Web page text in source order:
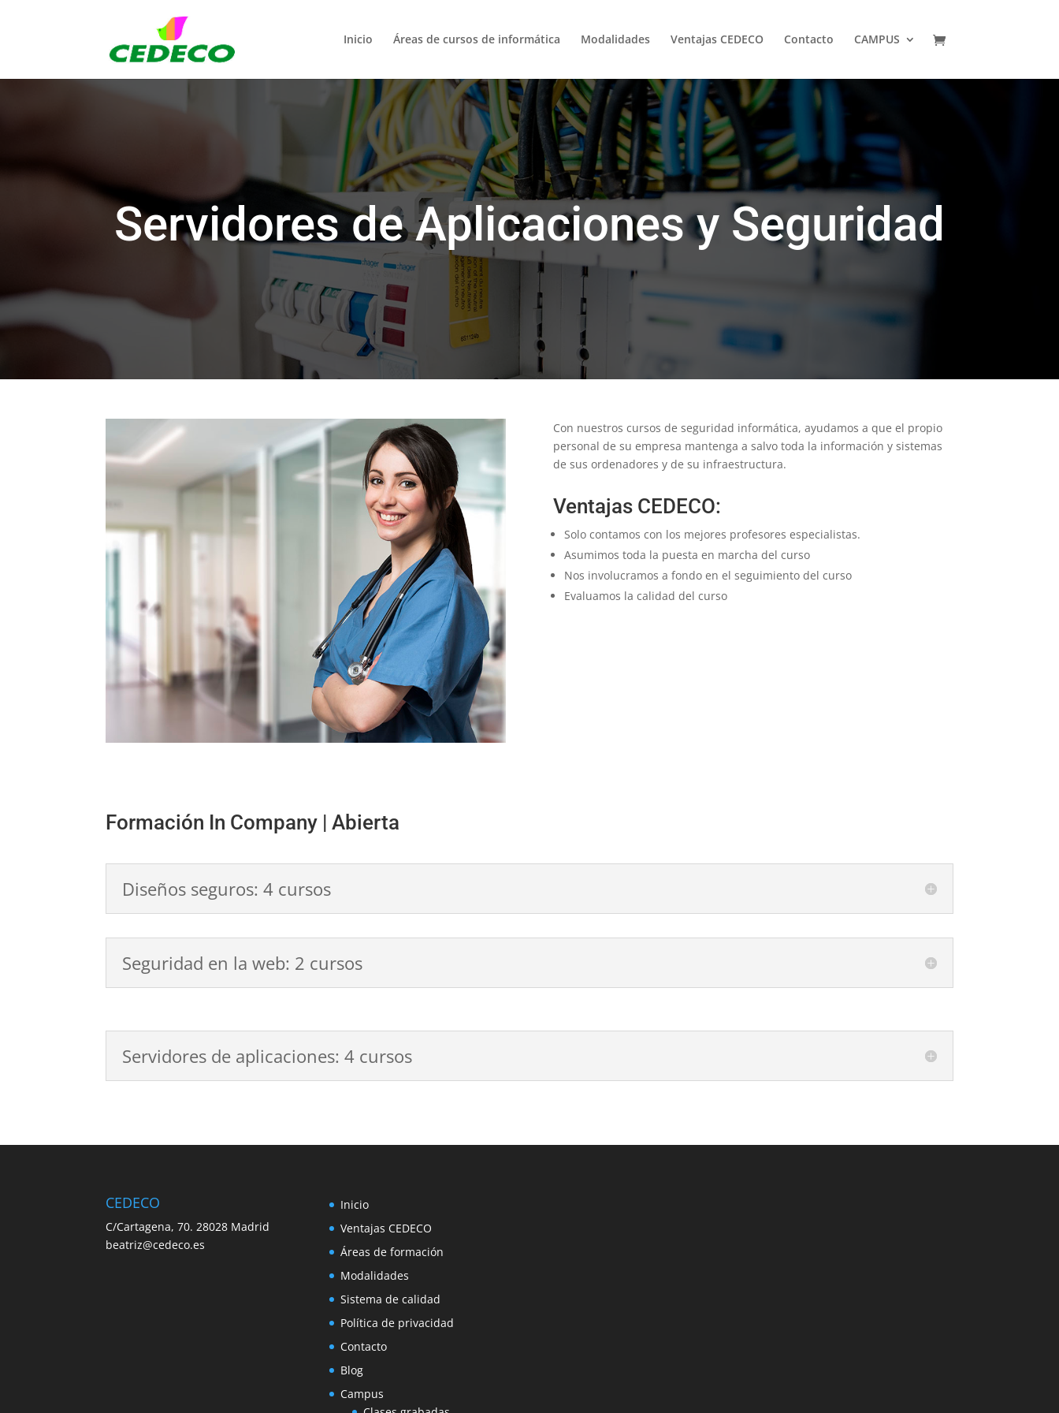
Inicio Áreas de cursos de informática Modalidades Ventajas CEDECO Contacto CAMPUS
Servidores de Aplicaciones y Seguridad
Con nuestros cursos de seguridad informática, ayudamos a que el propio
personal de su empresa mantenga a salvo toda la información y sistemas
de sus ordenadores y de su infraestructura.
Ventajas CEDECO:
Solo contamos con los mejores profesores especialistas.
Asumimos toda la puesta en marcha del curso
Nos involucramos a fondo en el seguimiento del curso
Evaluamos la calidad del curso
Formación In Company | Abierta
Diseños seguros: 4 cursos
Seguridad en la web: 2 cursos
Servidores de aplicaciones: 4 cursos
CEDECO
C/Cartagena, 70. 28028 Madrid
beatriz@cedeco.es
Inicio
Ventajas CEDECO
Áreas de formación
Modalidades
Sistema de calidad
Política de privacidad
Contacto
Blog
Campus